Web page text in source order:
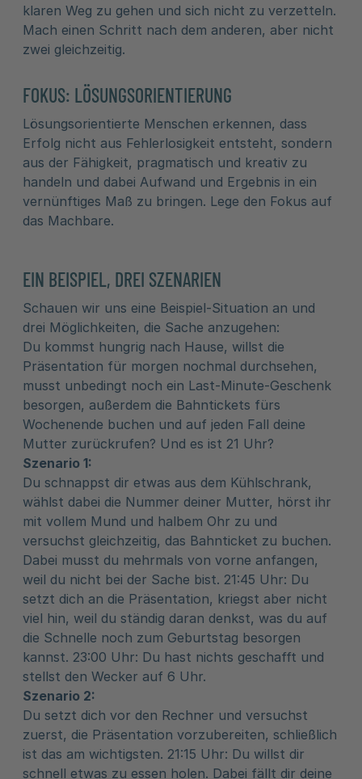
klaren Weg zu gehen und sich nicht zu verzetteln.
Mach einen Schritt nach dem anderen, aber nicht
zwei gleichzeitig.
FOKUS: LÖSUNGSORIENTIERUNG
Lösungsorientierte Menschen erkennen, dass
Erfolg nicht aus Fehlerlosigkeit entsteht, sondern
aus der Fähigkeit, pragmatisch und kreativ zu
handeln und dabei Aufwand und Ergebnis in ein
vernünftiges Maß zu bringen. Lege den Fokus auf
das Machbare.
EIN BEISPIEL, DREI SZENARIEN
Schauen wir uns eine Beispiel-Situation an und
drei Möglichkeiten, die Sache anzugehen:
Du kommst hungrig nach Hause, willst die
Präsentation für morgen nochmal durchsehen,
musst unbedingt noch ein Last-Minute-Geschenk
besorgen, außerdem die Bahntickets fürs
Wochenende buchen und auf jeden Fall deine
Mutter zurückrufen? Und es ist 21 Uhr?
Szenario 1:
Du schnappst dir etwas aus dem Kühlschrank,
wählst dabei die Nummer deiner Mutter, hörst ihr
mit vollem Mund und halbem Ohr zu und
versuchst gleichzeitig, das Bahnticket zu buchen.
Dabei musst du mehrmals von vorne anfangen,
weil du nicht bei der Sache bist. 21:45 Uhr: Du
setzt dich an die Präsentation, kriegst aber nicht
viel hin, weil du ständig daran denkst, was du auf
die Schnelle noch zum Geburtstag besorgen
kannst. 23:00 Uhr: Du hast nichts geschafft und
stellst den Wecker auf 6 Uhr.
Szenario 2:
Du setzt dich vor den Rechner und versuchst
zuerst, die Präsentation vorzubereiten, schließlich
ist das am wichtigsten. 21:15 Uhr: Du willst dir
schnell etwas zu essen holen. Dabei fällt dir deine